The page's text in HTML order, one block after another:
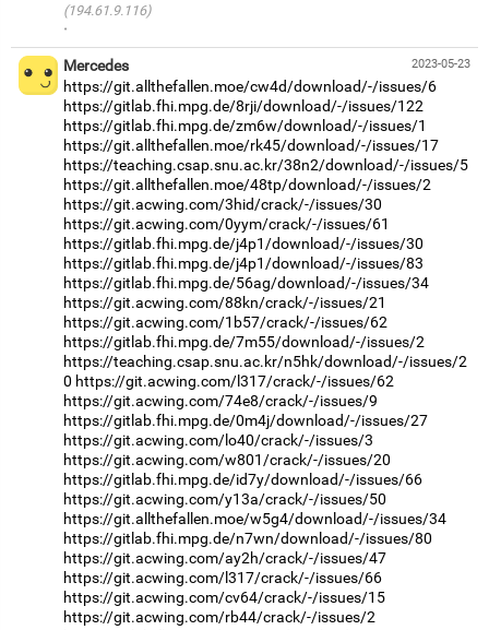
(194.61.9.116)
·
2023-05-23
Mercedes
https://git.allthefallen.moe/cw4d/download/-/issues/6
https://gitlab.fhi.mpg.de/8rji/download/-/issues/122
https://gitlab.fhi.mpg.de/zm6w/download/-/issues/1
https://git.allthefallen.moe/rk45/download/-/issues/17
https://teaching.csap.snu.ac.kr/38n2/download/-/issues/5
https://git.allthefallen.moe/48tp/download/-/issues/2
https://git.acwing.com/3hid/crack/-/issues/30
https://git.acwing.com/0yym/crack/-/issues/61
https://gitlab.fhi.mpg.de/j4p1/download/-/issues/30
https://gitlab.fhi.mpg.de/j4p1/download/-/issues/83
https://gitlab.fhi.mpg.de/56ag/download/-/issues/34
https://git.acwing.com/88kn/crack/-/issues/21
https://git.acwing.com/1b57/crack/-/issues/62
https://gitlab.fhi.mpg.de/7m55/download/-/issues/2
https://teaching.csap.snu.ac.kr/n5hk/download/-/issues/2
0 https://git.acwing.com/l317/crack/-/issues/62
https://git.acwing.com/74e8/crack/-/issues/9
https://gitlab.fhi.mpg.de/0m4j/download/-/issues/27
https://git.acwing.com/lo40/crack/-/issues/3
https://git.acwing.com/w801/crack/-/issues/20
https://gitlab.fhi.mpg.de/id7y/download/-/issues/66
https://git.acwing.com/y13a/crack/-/issues/50
https://git.allthefallen.moe/w5g4/download/-/issues/34
https://gitlab.fhi.mpg.de/n7wn/download/-/issues/80
https://git.acwing.com/ay2h/crack/-/issues/47
https://git.acwing.com/l317/crack/-/issues/66
https://git.acwing.com/cv64/crack/-/issues/15
https://git.acwing.com/rb44/crack/-/issues/2